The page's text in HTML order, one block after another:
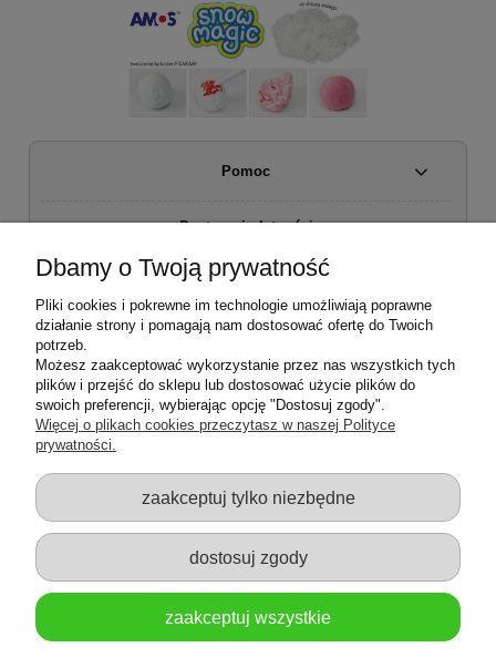
Pomoc
Dostawa i płatności
Moje konto
Regulamin sklepu
Zwroty i reklamacje
Dbamy o Twoją prywatność
Pliki cookies i pokrewne im technologie umożliwiają poprawne
działanie strony i pomagają nam dostosować ofertę do Twoich
potrzeb.
Możesz zaakceptować wykorzystanie przez nas wszystkich tych
plików i przejść do sklepu lub dostosować użycie plików do
swoich preferencji, wybierając opcję "Dostosuj zgody".
Więcej o plikach cookies przeczytasz w naszej Polityce
prywatności.
zaakceptuj tylko niezbędne
dostosuj zgody
zaakceptuj wszystkie